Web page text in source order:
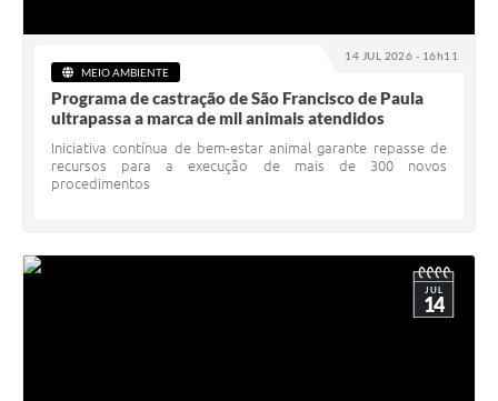
14 JUL 2026 - 16h11
MEIO AMBIENTE
Programa de castração de São Francisco de Paula
ultrapassa a marca de mil animais atendidos
Iniciativa contínua de bem-estar animal garante repasse de
recursos para a execução de mais de 300 novos
procedimentos
JUL
14